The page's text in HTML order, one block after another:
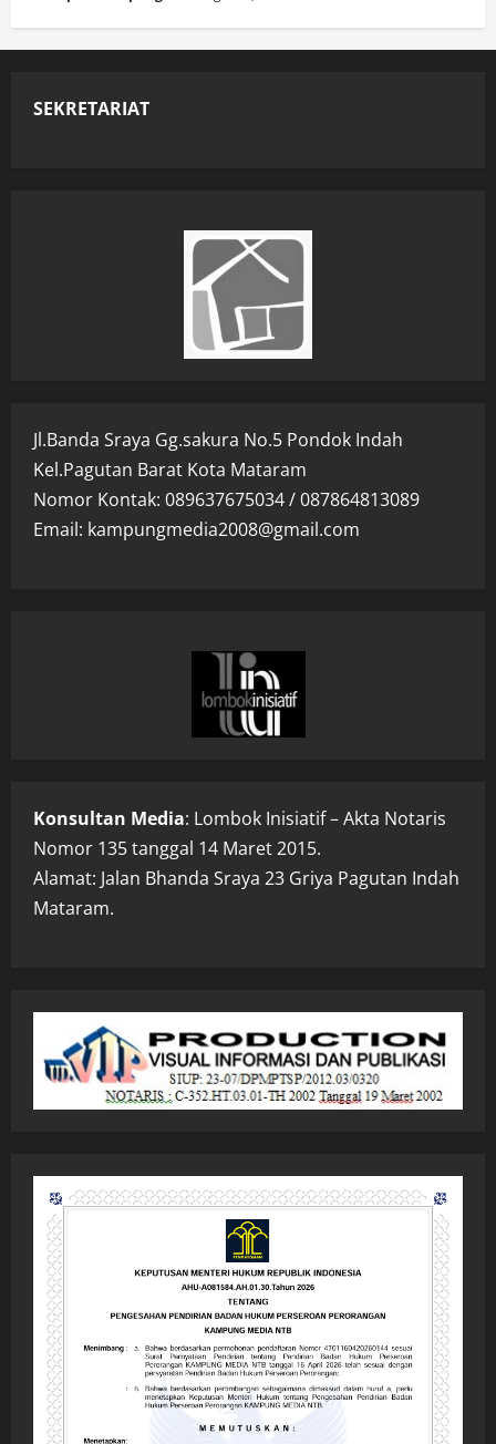
SEKRETARIAT
Jl.Banda Sraya Gg.sakura No.5 Pondok Indah
Kel.Pagutan Barat Kota Mataram
Nomor Kontak: 089637675034 / 087864813089
Email: kampungmedia2008@gmail.com
Konsultan Media: Lombok Inisiatif – Akta Notaris
Nomor 135 tanggal 14 Maret 2015.
Alamat: Jalan Bhanda Sraya 23 Griya Pagutan Indah
Mataram.